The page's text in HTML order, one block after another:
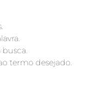
termo desejado.